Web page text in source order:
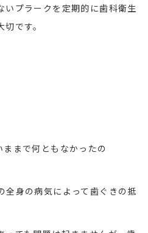
いプラークを定期的に歯科衛生
です。
まで何ともなかったの
身の病気によって歯ぐきの抵